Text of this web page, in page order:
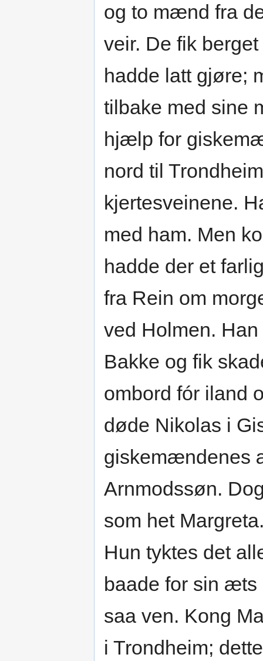
og to mænd fra
veir. De fik
hadde latt gjøre;
tilbake med sine
hjælp for
nord til
kjertesveinene.
med ham. Men
hadde der et
fra Rein om
ved Holmen.
Bakke og fik
ombord fór iland
døde Nikolas i
giskemændenes
Arnmodssøn.
som het
Hun tyktes det
baade for sin æts
saa ven. Kong
i Trondheim;